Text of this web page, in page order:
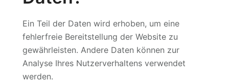
Ein Teil der Daten wird erhoben, um eine
fehlerfreie Bereitstellung der Website zu
gewährleisten. Andere Daten können zur
Analyse Ihres Nutzerverhaltens verwendet
werden.